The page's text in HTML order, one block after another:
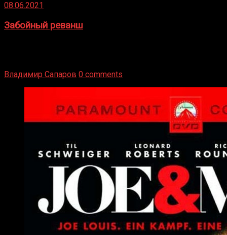
08.06.2021
Забойный реванш
Владимир Сапаров 0 comments